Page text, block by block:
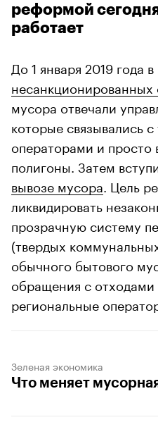
реформой
работает
До 1 января 2019 года
несанкционированных
мусора отвечали
которые связывались
операторами и
полигоны. Затем
вывозе мусора . Цель
ликвидировать
прозрачную систему
(твердых
обычного бытового
обращения с отходами
региональные
Зеленая экономика
Что меняет